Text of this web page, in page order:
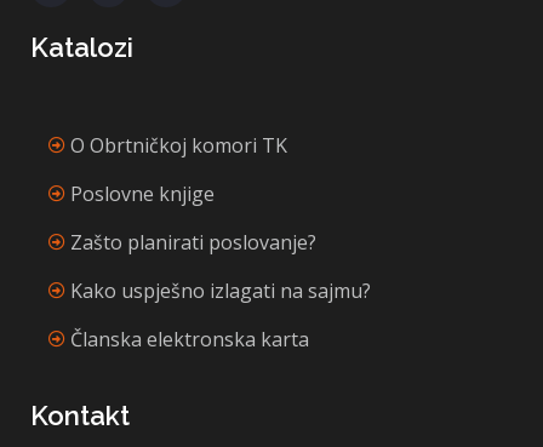
Katalozi
O Obrtničkoj komori TK
Poslovne knjige
Zašto planirati poslovanje?
Kako uspješno izlagati na sajmu?
Članska elektronska karta
Kontakt